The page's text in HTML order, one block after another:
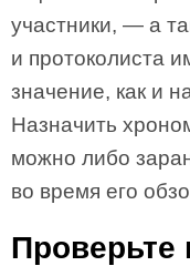
участники, — а
и протоколиста
значение, как и
Назначить
можно либо
во время его